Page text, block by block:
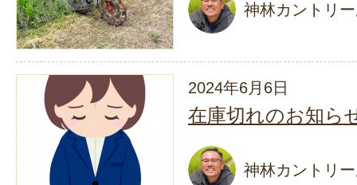
神林カントリ
2024年6月6日
在庫切れのお知ら
神林カントリ